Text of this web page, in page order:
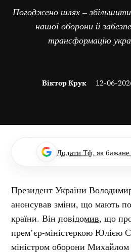
Погоджено шлях – збільшити
нашої оборони й
трансформацію
Віктор Крук 12-06-
Додати Тф, як
Президент України
анонсував зміни, що мають
країни. Вінповідомив, що
прем’єр-міністеркою Юлією
міністром оборони